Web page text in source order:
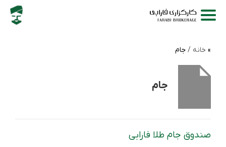
خانه / جام
جام
صندوق جام طلا فارابی